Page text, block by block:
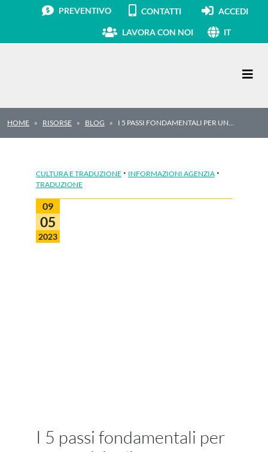
PREVENTIVO CONTATTI ACCEDI
LAVORA CON NOI IT
HOME RISORSE BLOG I 5 PASSI FONDAMENTALI PER UN…
CULTURA E TRADUZIONE · INFORMAZIONI AGENZIA ·
TRADUZIONE
09
05
2023
I 5 passi fondamentali per